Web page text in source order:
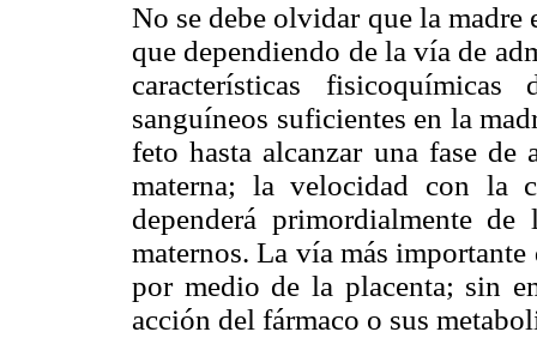
No se debe olvidar que la madre
que dependiendo de la vía de
características
sanguíneos suficientes en la
feto hasta alcanzar una fase
materna; la velocidad con la
dependerá primordialmente
maternos. La vía más
por medio de la placenta; sin
acción del fármaco o sus